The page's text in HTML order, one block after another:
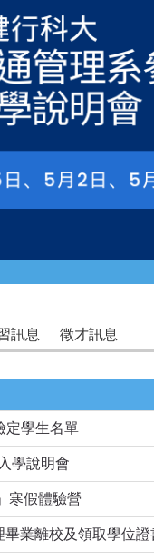
訊息 徵才訊息
定學生名單
學說明會
寒假體驗營
畢業離校及領取學位